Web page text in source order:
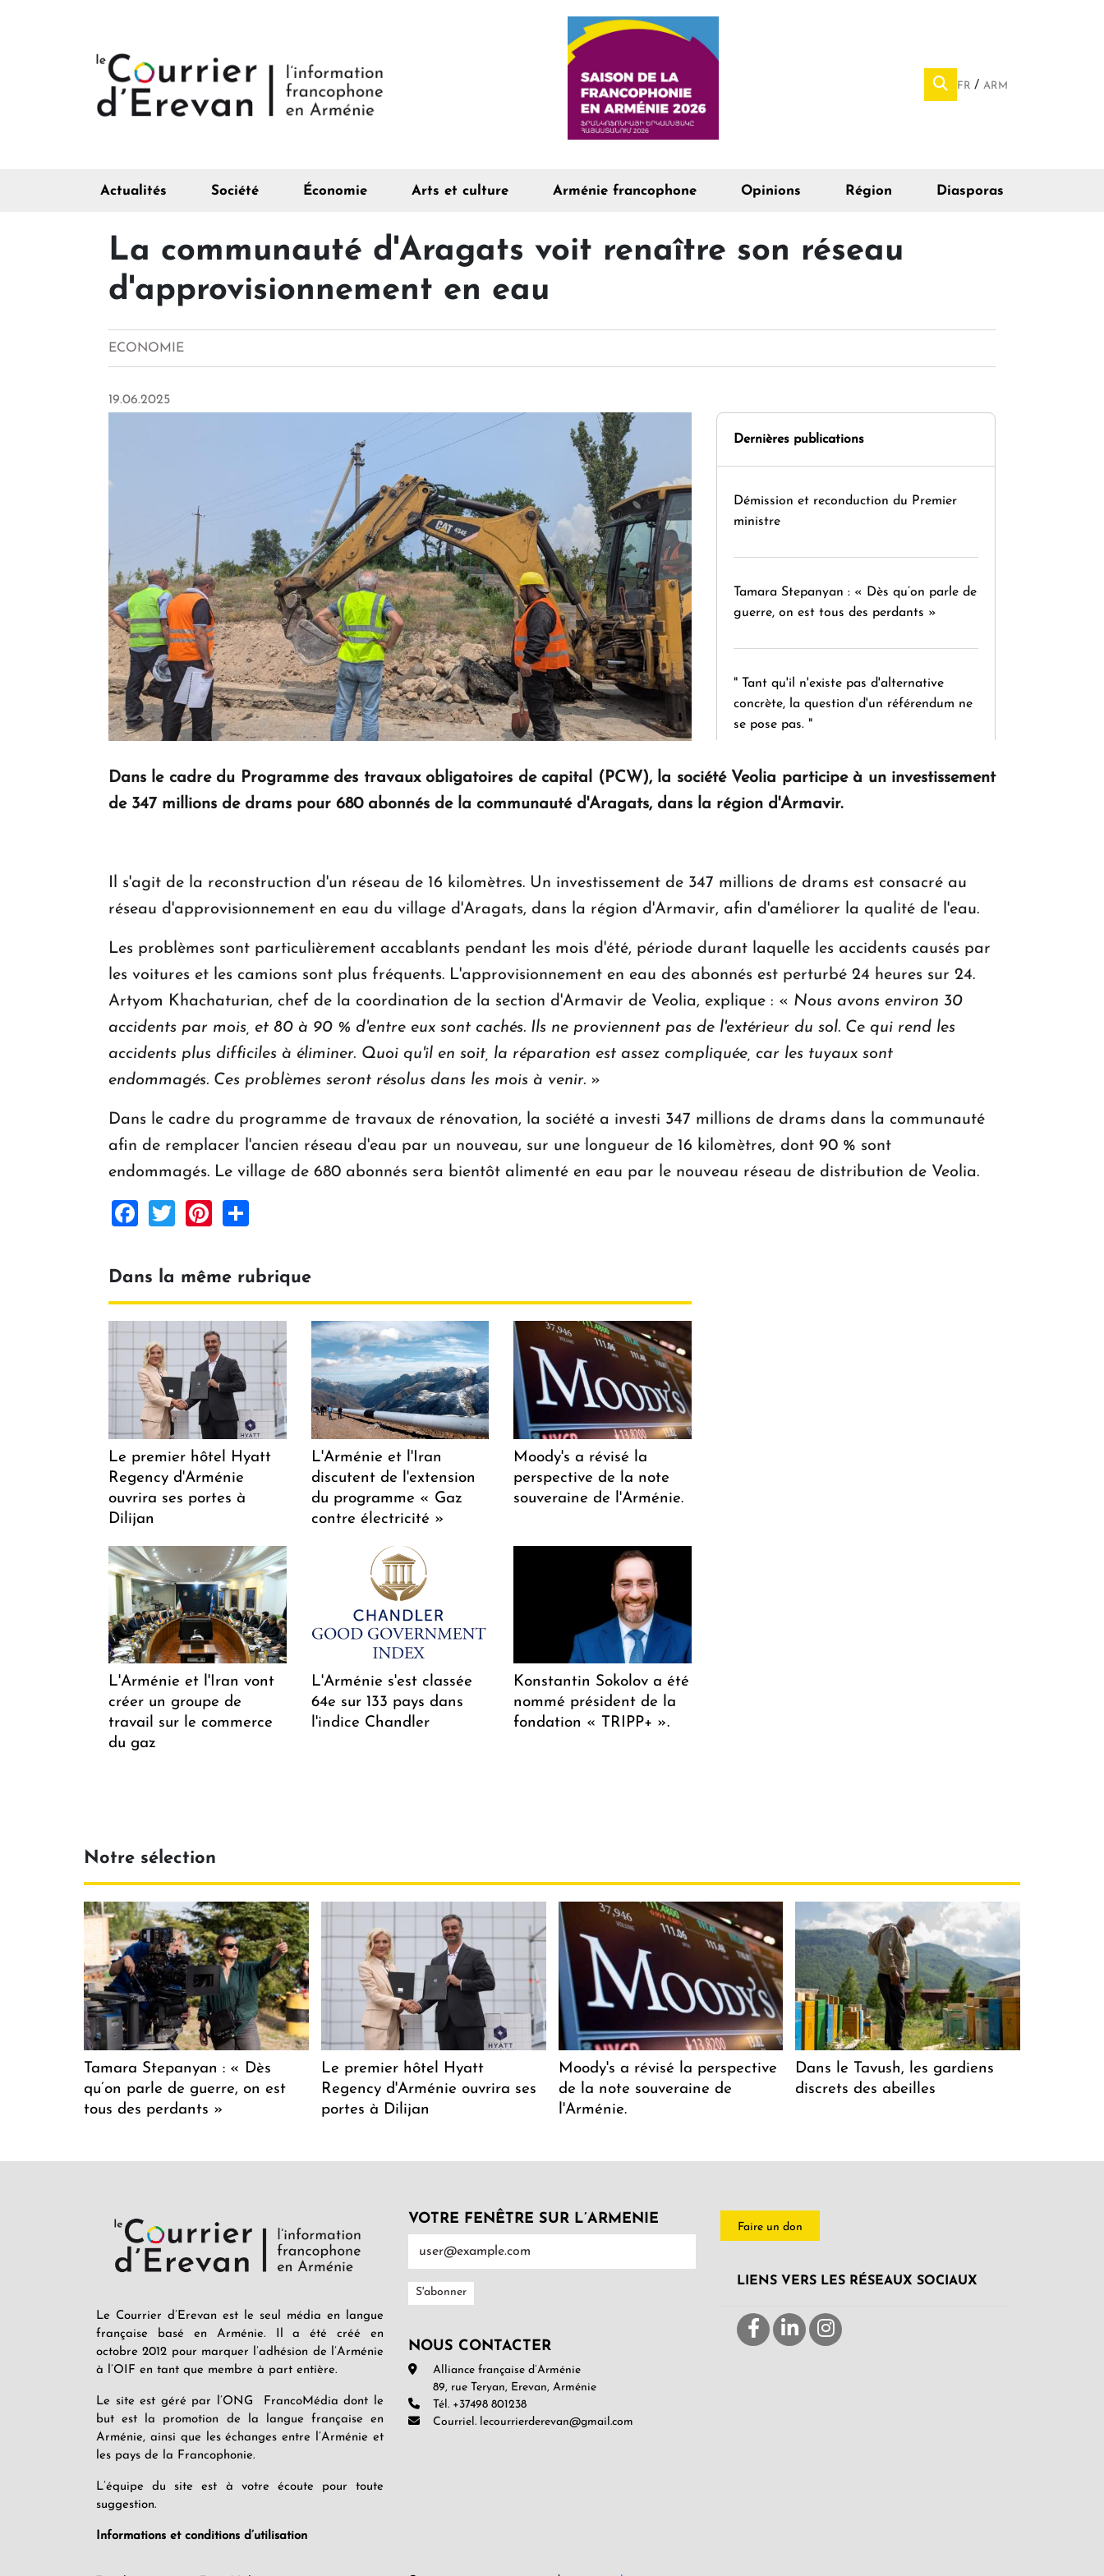
FR ARM
Actualités Société Économie Arts et culture Arménie francophone Opinions Région Diasporas
La communauté d'Aragats voit renaître son réseau
d'approvisionnement en eau
ECONOMIE
19.06.2025
Dernières publications
Démission et reconduction du Premier
ministre
Tamara Stepanyan : « Dès qu’on parle de
guerre, on est tous des perdants »
" Tant qu'il n'existe pas d'alternative
concrète, la question d'un référendum ne
se pose pas. "
KASA : 30 ans d'audace, de résilience et
d'avenir en Arménie
Le premier hôtel Hyatt Regency
d'Arménie ouvrira ses portes à Dilijan
Dans le cadre du Programme des travaux obligatoires de capital (PCW), la société Veolia participe à un investissement
de 347 millions de drams pour 680 abonnés de la communauté d'Aragats, dans la région d'Armavir.
Il s'agit de la reconstruction d'un réseau de 16 kilomètres. Un investissement de 347 millions de drams est consacré au
réseau d'approvisionnement en eau du village d'Aragats, dans la région d'Armavir, afin d'améliorer la qualité de l'eau.
Les problèmes sont particulièrement accablants pendant les mois d'été, période durant laquelle les accidents causés par
les voitures et les camions sont plus fréquents. L'approvisionnement en eau des abonnés est perturbé 24 heures sur 24.
Artyom Khachaturian, chef de la coordination de la section d'Armavir de Veolia, explique : « Nous avons environ 30
accidents par mois, et 80 à 90 % d'entre eux sont cachés. Ils ne proviennent pas de l'extérieur du sol. Ce qui rend les
accidents plus difficiles à éliminer. Quoi qu'il en soit, la réparation est assez compliquée, car les tuyaux sont
endommagés. Ces problèmes seront résolus dans les mois à venir. »
Dans le cadre du programme de travaux de rénovation, la société a investi 347 millions de drams dans la communauté
afin de remplacer l'ancien réseau d'eau par un nouveau, sur une longueur de 16 kilomètres, dont 90 % sont
endommagés. Le village de 680 abonnés sera bientôt alimenté en eau par le nouveau réseau de distribution de Veolia.
Facebook
TwitterPinterest
Dans la même rubrique
Le premier hôtel Hyatt
Regency d'Arménie
ouvrira ses portes à
Dilijan
L'Arménie et l'Iran
discutent de l'extension
du programme « Gaz
contre électricité »
Moody's a révisé la
perspective de la note
souveraine de l'Arménie.
L'Arménie et l'Iran vont
créer un groupe de
travail sur le commerce
du gaz
L'Arménie s'est classée
64e sur 133 pays dans
l'indice Chandler
Konstantin Sokolov a été
nommé président de la
fondation « TRIPP+ ».
Notre sélection
Tamara Stepanyan : « Dès
qu’on parle de guerre, on est
tous des perdants »
Le premier hôtel Hyatt
Regency d'Arménie ouvrira ses
portes à Dilijan
Moody's a révisé la perspective
de la note souveraine de
l'Arménie.
Dans le Tavush, les gardiens
discrets des abeilles
Le Courrier d’Erevan est le seul média en langue
française basé en Arménie. Il a été créé en
octobre 2012 pour marquer l’adhésion de l’Arménie
à l’OIF en tant que membre à part entière.
Le site est géré par l’ONG FrancoMédia dont le
but est la promotion de la langue française en
Arménie, ainsi que les échanges entre l’Arménie et
les pays de la Francophonie.
L’équipe du site est à votre écoute pour toute
suggestion.
Informations et conditions d’utilisation
VOTRE FENÊTRE SUR L’ARMENIE
NOUS CONTACTER
Alliance française d’Arménie
89, rue Teryan, Erevan, Arménie
Tél. +37498 801238
Courriel. lecourrierderevan@gmail.com
Faire un don
LIENS VERS LES RÉSEAUX SOCIAUX